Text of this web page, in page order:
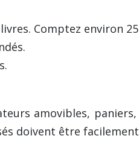
Comptez environ
amovibles,
doivent être facilement